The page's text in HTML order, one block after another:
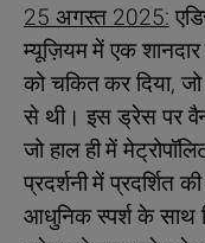
25 अगस्त 2025:
म्यूज़ियम में एक
को चकित कर दिया,
से थी। इस ड्रेस पर वैन
जो हाल ही में
प्रदर्शनी में प्रदर्शित
आधुनिक स्पर्श के साथ